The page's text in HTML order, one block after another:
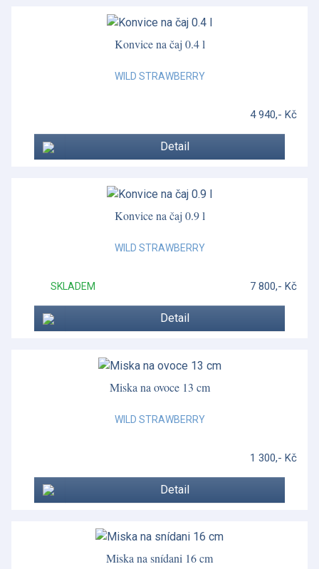
Konvice na čaj 0.4 l
WILD STRAWBERRY
4 940,- Kč
Detail
Konvice na čaj 0.9 l
WILD STRAWBERRY
SKLADEM 7 800,- Kč
Detail
Miska na ovoce 13 cm
WILD STRAWBERRY
1 300,- Kč
Detail
Miska na snídani 16 cm